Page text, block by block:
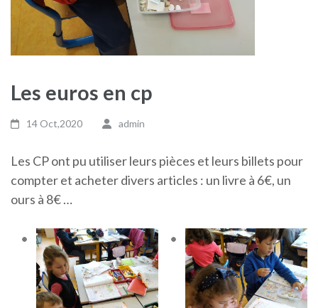
Les euros en cp
14 Oct,2020 admin
Les CP ont pu utiliser leurs pièces et leurs billets pour
compter et acheter divers articles : un livre à 6€, un
ours à 8€ …